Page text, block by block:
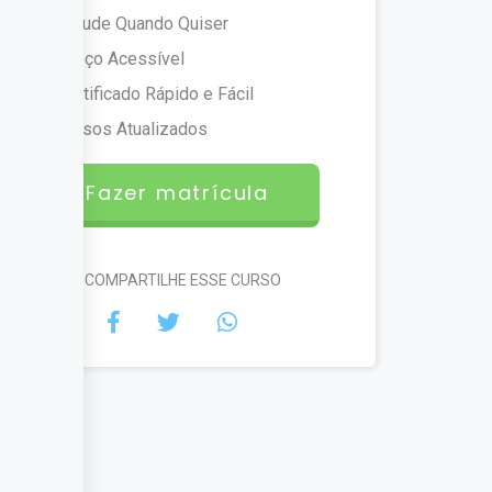
Estude Quando Quiser
Preço Acessível
Certificado Rápido e Fácil
Cursos Atualizados
Fazer matrícula
#COMPARTILHE ESSE CURSO